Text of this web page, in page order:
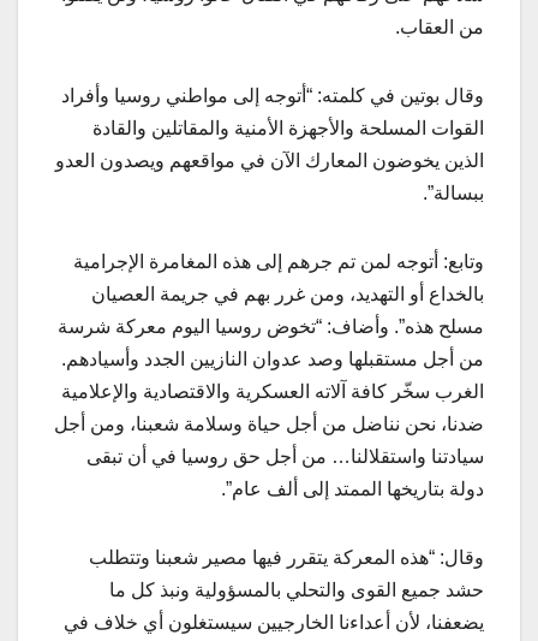
من العقاب.
وقال بوتين في كلمته: “أتوجه إلى مواطني روسيا وأفراد
القوات المسلحة والأجهزة الأمنية والمقاتلين والقادة
الذين يخوضون المعارك الآن في مواقعهم ويصدون العدو
ببسالة”.
وتابع: أتوجه لمن تم جرهم إلى هذه المغامرة الإجرامية
بالخداع أو التهديد، ومن غرر بهم في جريمة العصيان
مسلح هذه”. وأضاف: “تخوض روسيا اليوم معركة شرسة
من أجل مستقبلها وصد عدوان النازيين الجدد وأسيادهم.
الغرب سخّر كافة آلاته العسكرية والاقتصادية والإعلامية
ضدنا، نحن نناضل من أجل حياة وسلامة شعبنا، ومن أجل
سيادتنا واستقلالنا… من أجل حق روسيا في أن تبقى
دولة بتاريخها الممتد إلى ألف عام”.
وقال: “هذه المعركة يتقرر فيها مصير شعبنا وتتطلب
حشد جميع القوى والتحلي بالمسؤولية ونبذ كل ما
يضعفنا، لأن أعداءنا الخارجيين سيستغلون أي خلاف في